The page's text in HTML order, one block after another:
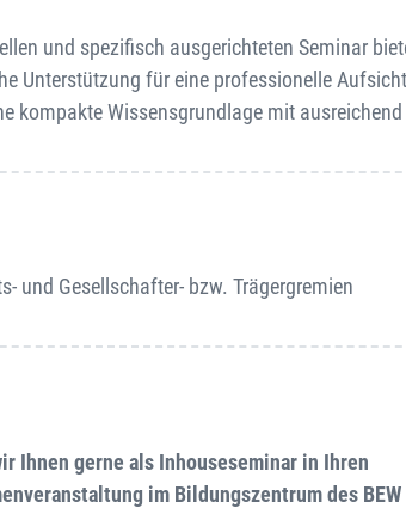
und spezifisch ausgerichteten Seminar
Unterstützung für eine professionelle
kompakte Wissensgrundlage mit
und Gesellschafter- bzw. Trägergremien
Ihnen gerne als Inhouseseminar in Ihren
im Bildungszentrum des BEW